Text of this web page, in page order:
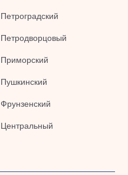
Петроградский
Петродворцовый
Приморский
Пушкинский
Фрунзенский
Центральный